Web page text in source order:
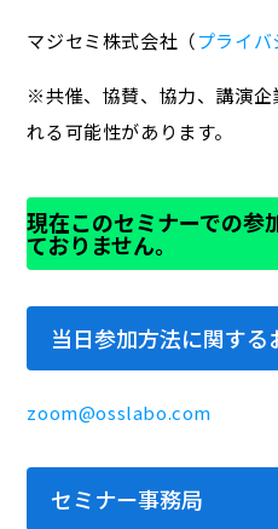
マジセミ株式会社（プライバ
※共催、協賛、協力、講演企
れる可能性があります。
現在このセミナーでの参
ておりません。
当日参加方法に関する
zoom@osslabo.com
セミナー事務局